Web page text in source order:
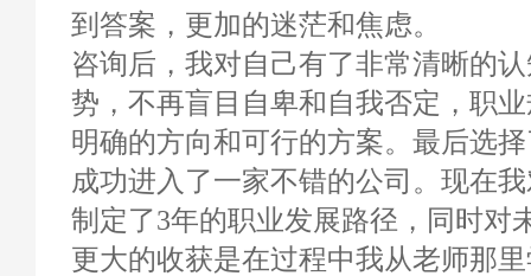
到答案，更加的迷茫和焦虑。
咨询后，我对自己有了非常清晰的
势，不再盲目自卑和自我否定，职
明确的方向和可行的方案。最后选
成功进入了一家不错的公司。现在
制定了3年的职业发展路径，同时对
更大的收获是在过程中我从老师那